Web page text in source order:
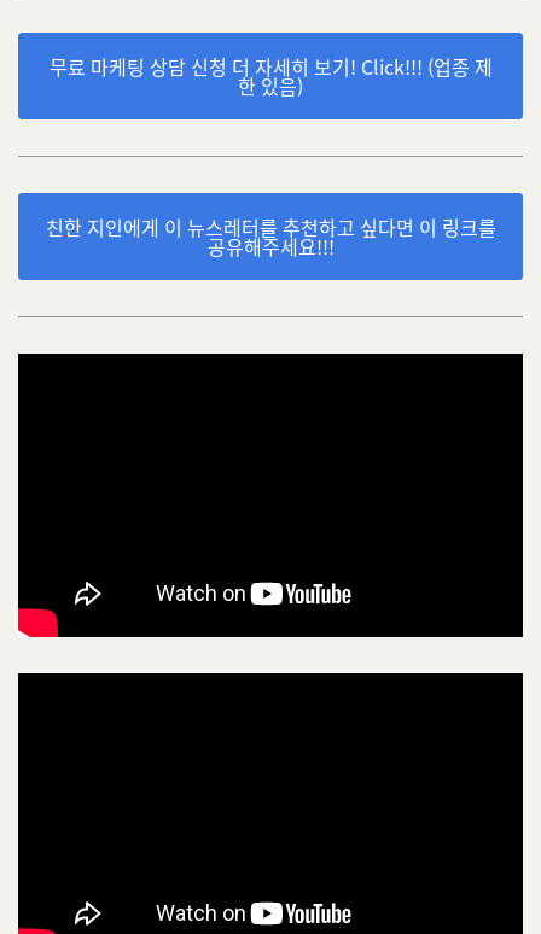
무료 마케팅 상담 신청 더 자세히 보기! Click!!! (업종 제
한 있음)
친한 지인에게 이 뉴스레터를 추천하고 싶다면 이 링크를
공유해주세요!!!